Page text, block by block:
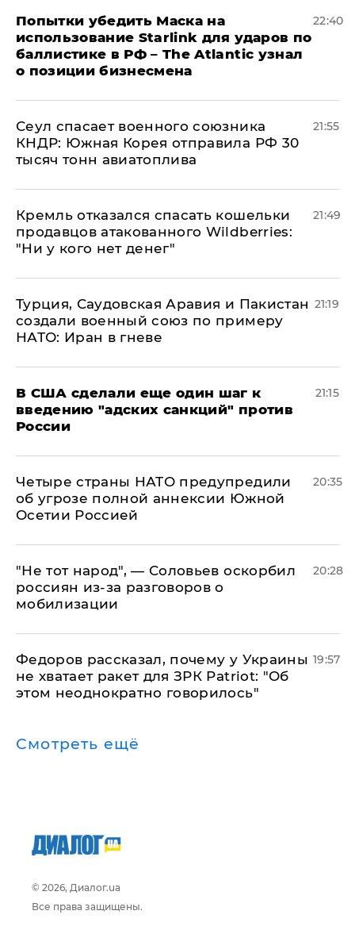
Попытки убедить Маска на
использование Starlink для ударов по
баллистике в РФ – The Atlantic узнал
о позиции бизнесмена
22:40
​Сеул спасает военного союзника
КНДР: Южная Корея отправила РФ 30
тысяч тонн авиатоплива
21:55
Кремль отказался спасать кошельки
продавцов атакованного Wildberries:
"Ни у кого нет денег"
21:49
Турция, Саудовская Аравия и Пакистан
создали военный союз по примеру
НАТО: Иран в гневе
21:19
В США сделали еще один шаг к
введению "адских санкций" против
России
21:15
Четыре страны НАТО предупредили
об угрозе полной аннексии Южной
Осетии Россией
20:35
​"Не тот народ", — Соловьев оскорбил
россиян из-за разговоров о
мобилизации
20:28
Федоров рассказал, почему у Украины
не хватает ракет для ЗРК Patriot: "Об
этом неоднократно говорилось"
19:57
Смотреть ещё
© 2026, Диалог.ua
Все права защищены.